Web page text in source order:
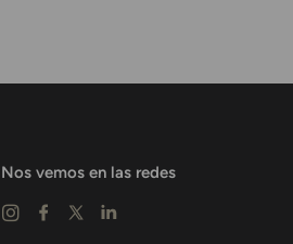
Nos vemos en las redes